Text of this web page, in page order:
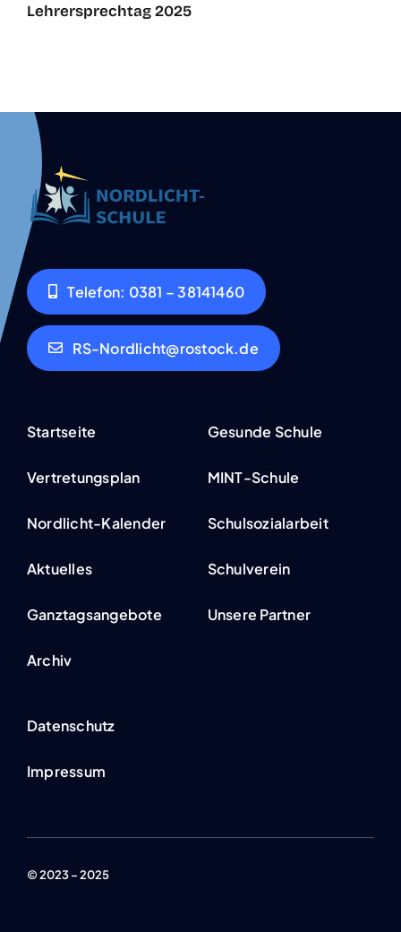
Leh­rer­sprech­tag 2025
Tele­fon: 0381 – 38141460
RS-Nordlicht@rostock.de
Start­sei­te
Ver­tre­tungs­plan
Nor­­d­­­licht-Kalen­­­der
Aktu­el­les
Ganz­tags­an­ge­bo­te
Archiv
Gesun­de Schu­le
MINT-Schu­­­le
Schul­so­zi­al­ar­beit
Schul­ver­ein
Unse­re Part­ner
Daten­schutz
Impres­sum
© 2023 – 2025